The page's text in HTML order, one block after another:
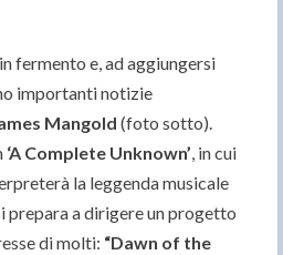
fermento e, ad aggiungersi
importanti notizie
Mangold (foto sotto).
‘A Complete Unknown’, in cui
la leggenda musicale
prepara a dirigere un progetto
di molti: “Dawn of the